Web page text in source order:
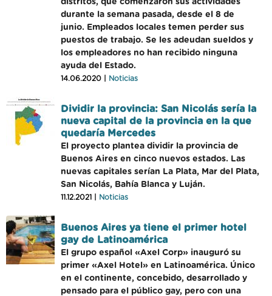
distritos, que comenzaron sus actividades
durante la semana pasada, desde el 8 de
junio. Empleados locales temen perder sus
puestos de trabajo. Se les adeudan sueldos y
los empleadores no han recibido ninguna
ayuda del Estado.
14.06.2020 | Noticias
Dividir la provincia: San Nicolás sería la
nueva capital de la provincia en la que
quedaría Mercedes
El proyecto plantea dividir la provincia de
Buenos Aires en cinco nuevos estados. Las
nuevas capitales serían La Plata, Mar del Plata,
San Nicolás, Bahía Blanca y Luján.
11.12.2021 | Noticias
Buenos Aires ya tiene el primer hotel
gay de Latinoamérica
El grupo español «Axel Corp» inauguró su
primer «Axel Hotel» en Latinoamérica. Único
en el continente, concebido, desarrollado y
pensado para el público gay, pero con una